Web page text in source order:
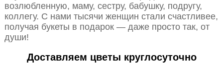
возлюбленную, маму, сестру, бабушку, подругу,
коллегу. С нами тысячи женщин стали счастливее,
получая букеты в подарок — даже просто так, от
души!
Доставляем цветы круглосуточно